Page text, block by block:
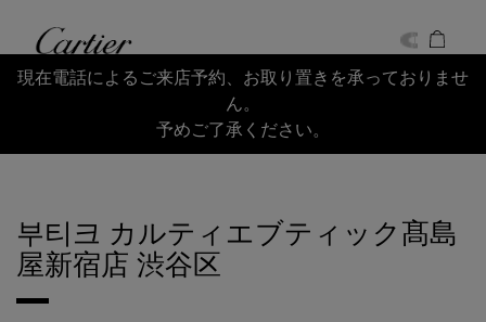
까르띠에
Return to Nav
現在電話によるご来店予約、お取り置きを承っておりませ
ん。
予めご了承ください。
부티크 カルティエブティック髙島
屋新宿店 渋谷区